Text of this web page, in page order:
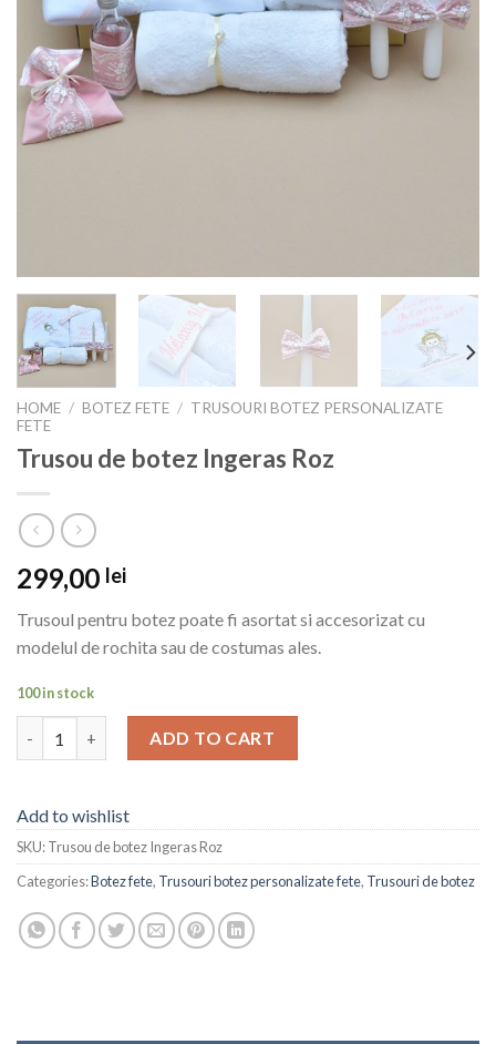
HOME / BOTEZ FETE / TRUSOURI BOTEZ PERSONALIZATE
FETE
Trusou de botez Ingeras Roz
299,00 lei
Trusoul pentru botez poate fi asortat si accesorizat cu
modelul de rochita sau de costumas ales.
100 in stock
ADD TO CART
Add to wishlist
SKU:Trusou de botez Ingeras Roz
Categories:Botez fete, Trusouri botez personalizate fete, Trusouri de botez